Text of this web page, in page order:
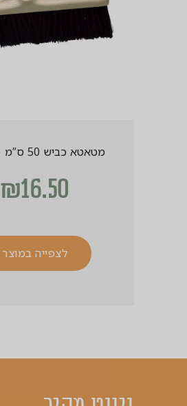
מטאטא כביש 50 ס”מ פלסטיק
₪16.50
לצפייה במוצר